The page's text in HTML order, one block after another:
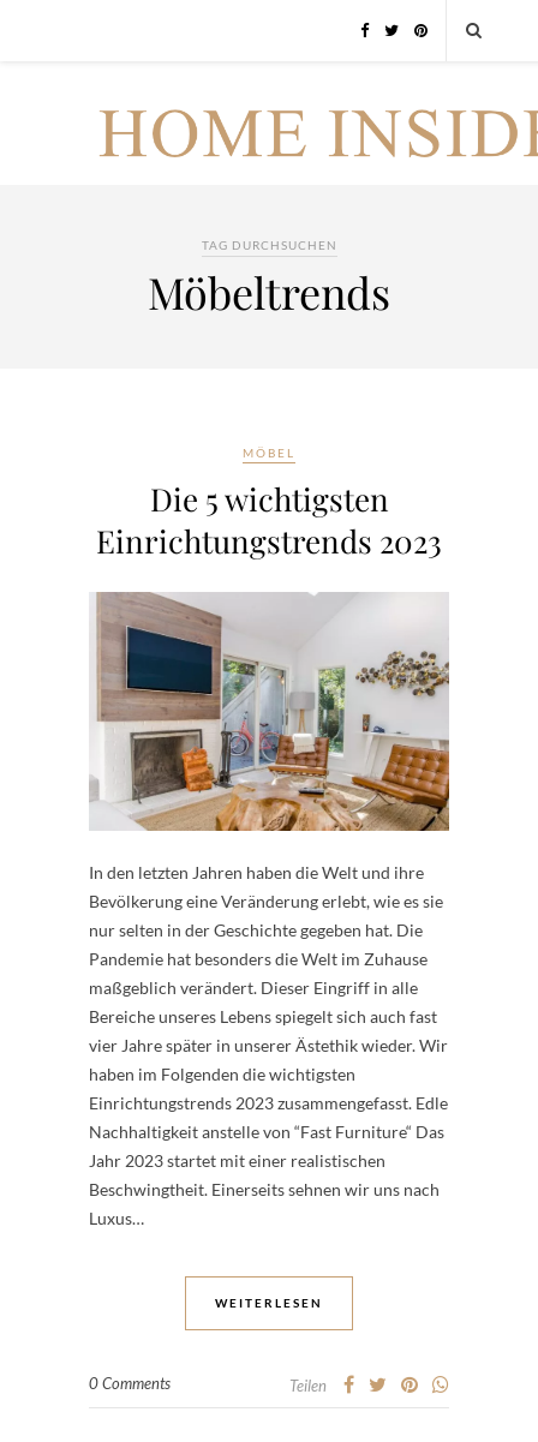
TAG DURCHSUCHEN
Möbeltrends
MÖBEL
Die 5 wichtigsten
Einrichtungstrends 2023
In den letzten Jahren haben die Welt und ihre
Bevölkerung eine Veränderung erlebt, wie es sie
nur selten in der Geschichte gegeben hat. Die
Pandemie hat besonders die Welt im Zuhause
maßgeblich verändert. Dieser Eingriff in alle
Bereiche unseres Lebens spiegelt sich auch fast
vier Jahre später in unserer Ästethik wieder. Wir
haben im Folgenden die wichtigsten
Einrichtungstrends 2023 zusammengefasst. Edle
Nachhaltigkeit anstelle von “Fast Furniture“ Das
Jahr 2023 startet mit einer realistischen
Beschwingtheit. Einerseits sehnen wir uns nach
Luxus…
WEITERLESEN
0 Comments Teilen